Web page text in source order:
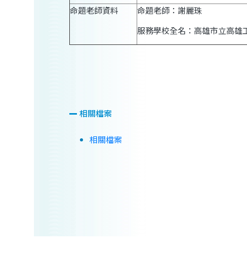
命題老師資料
命題老師：謝麗珠
服務學校全名：高雄市立高雄
相關檔案
相關檔案